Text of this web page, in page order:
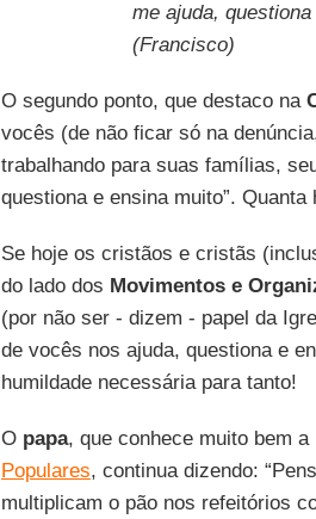
me ajuda,
(Francisco)
O segundo ponto, que destaco na
vocês (de não ficar só na
trabalhando para suas famílias,
questiona e ensina muito”.
Se hoje os cristãos e cristãs
do lado dos Movimentos e
(por não ser - dizem - papel da
de vocês nos ajuda, questiona e
humildade necessária para tanto!
O papa, que conhece muito bem a
Populares, continua dizendo:
multiplicam o pão nos refeitórios